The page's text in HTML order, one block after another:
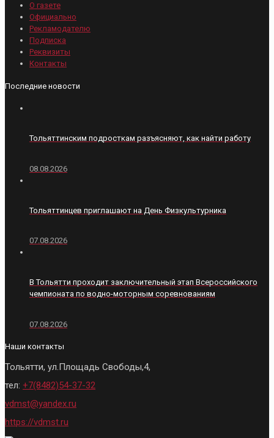
О газете
Официально
Рекламодателю
Подписка
Реквизиты
Контакты
Последние новости
Тольяттинским подросткам разъясняют, как найти работу
08.08.2026
Тольяттинцев приглашают на День Физкультурника
07.08.2026
В Тольятти проходит заключительный этап Всероссийского
чемпионата по водно-моторным соревнованиям
07.08.2026
Наши контакты
Тольятти, ул.Площадь Свободы,4,
тел: +7(8482)54-37-32
vdmst@yandex.ru
https://vdmst.ru